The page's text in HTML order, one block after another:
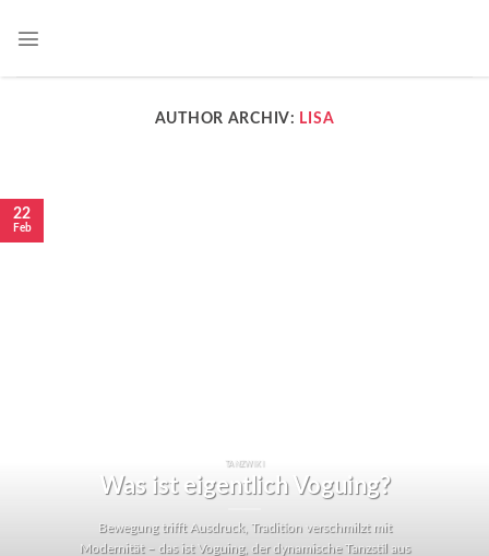
AUTHOR ARCHIV: LISA
TANZWIKI
Was ist eigentlich Voguing?
Bewegung trifft Ausdruck, Tradition verschmilzt mit
Modernität – das ist Voguing, der dynamische Tanzstil aus
22
Feb